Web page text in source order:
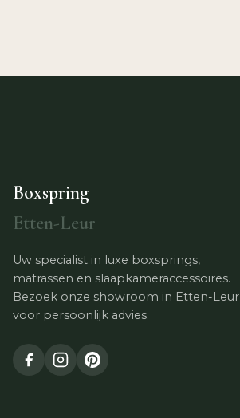
Boxspring
Etten-Leur
Uw specialist in luxe boxsprings,
matrassen en slaapkameraccessoires.
Bezoek onze showroom in Etten-Leur
voor persoonlijk advies.